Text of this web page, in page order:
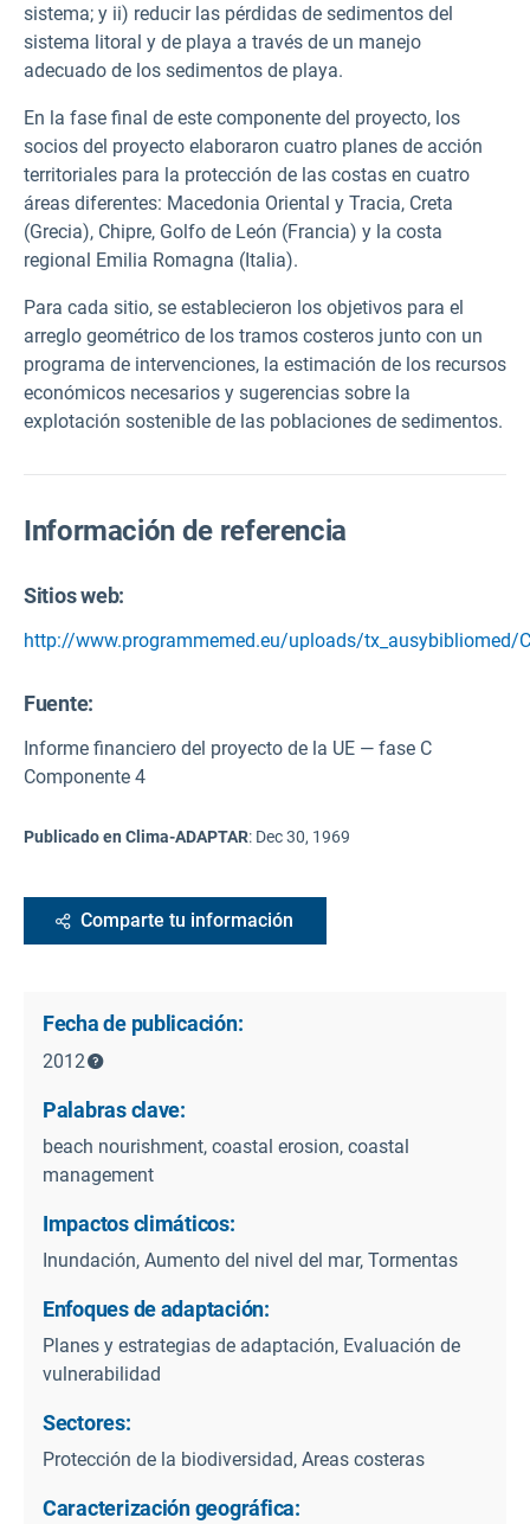
sistema; y ii) reducir las pérdidas de sedimentos del
sistema litoral y de playa a través de un manejo
adecuado de los sedimentos de playa.
En la fase final de este componente del proyecto, los
socios del proyecto elaboraron cuatro planes de acción
territoriales para la protección de las costas en cuatro
áreas diferentes: Macedonia Oriental y Tracia, Creta
(Grecia), Chipre, Golfo de León (Francia) y la costa
regional Emilia Romagna (Italia).
Para cada sitio, se establecieron los objetivos para el
arreglo geométrico de los tramos costeros junto con un
programa de intervenciones, la estimación de los recursos
económicos necesarios y sugerencias sobre la
explotación sostenible de las poblaciones de sedimentos.
Información de referencia
Sitios web:
http://www.programmemed.eu/uploads/tx_ausybibliomed/
Fuente:
Informe financiero del proyecto de la UE — fase C
Componente 4
Publicado en Clima-ADAPTAR: Dec 30, 1969
Comparte tu información
Fecha de publicación:
2012
Palabras clave:
beach nourishment, coastal erosion, coastal
management
Impactos climáticos:
Inundación, Aumento del nivel del mar, Tormentas
Enfoques de adaptación:
Planes y estrategias de adaptación, Evaluación de
vulnerabilidad
Sectores:
Protección de la biodiversidad, Areas costeras
Caracterización geográfica: